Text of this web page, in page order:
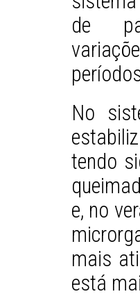
de
No
tendo
e, no
mais
está